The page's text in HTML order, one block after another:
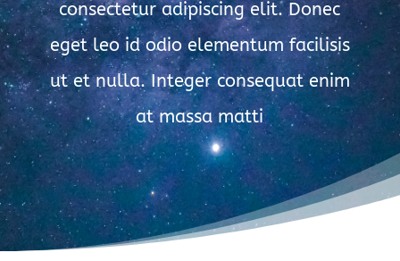
consectetur adipiscing elit. Donec
eget leo id odio elementum facilisis
ut et nulla. Integer consequat enim
at massa matti